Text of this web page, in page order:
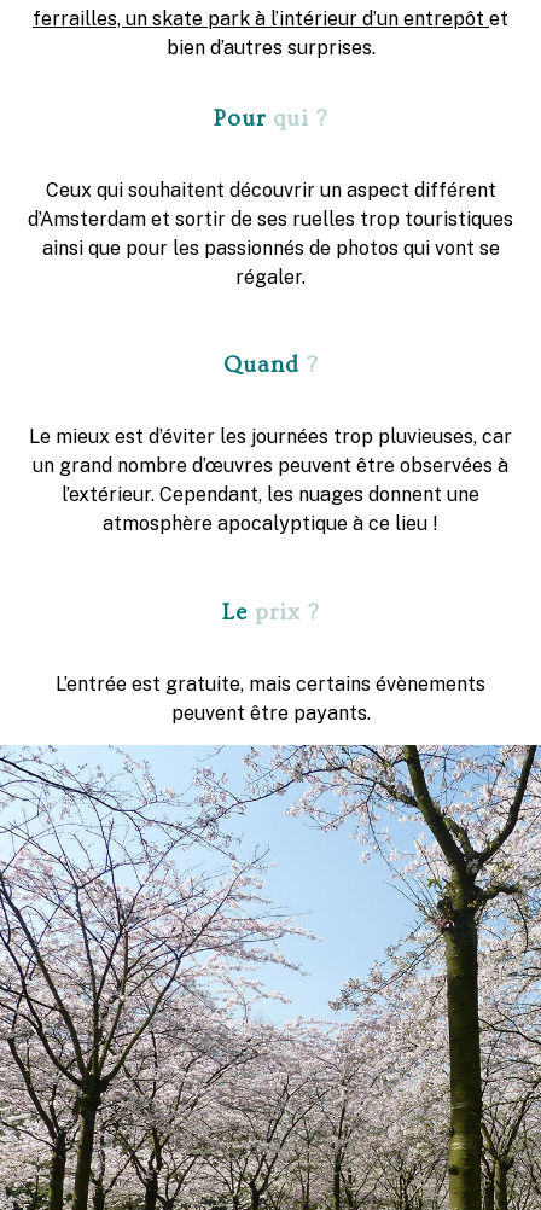
ferrailles, un skate park à l’intérieur d’un entrepôt et
bien d’autres surprises.
Pour qui ?
Ceux qui souhaitent découvrir un aspect différent
d’Amsterdam et sortir de ses ruelles trop touristiques
ainsi que pour les passionnés de photos qui vont se
régaler.
Quand ?
Le mieux est d’éviter les journées trop pluvieuses, car
un grand nombre d’œuvres peuvent être observées à
l’extérieur. Cependant, les nuages donnent une
atmosphère apocalyptique à ce lieu !
Le prix ?
L’entrée est gratuite, mais certains évènements
peuvent être payants.